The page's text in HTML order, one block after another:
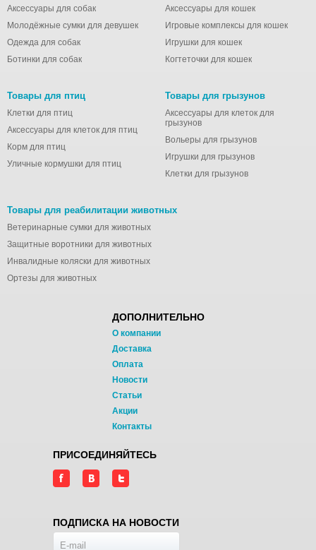
Аксессуары для собак
Молодёжные сумки для девушек
Одежда для собак
Ботинки для собак
Аксессуары для кошек
Игровые комплексы для кошек
Игрушки для кошек
Когтеточки для кошек
Товары для птиц
Клетки для птиц
Аксессуары для клеток для птиц
Корм для птиц
Уличные кормушки для птиц
Товары для грызунов
Аксессуары для клеток для
грызунов
Вольеры для грызунов
Игрушки для грызунов
Клетки для грызунов
Товары для реабилитации животных
Ветеринарные сумки для животных
Защитные воротники для животных
Инвалидные коляски для животных
Ортезы для животных
ДОПОЛНИТЕЛЬНО
О компании
Доставка
Оплата
Новости
Статьи
Акции
Контакты
ПРИСОЕДИНЯЙТЕСЬ
ПОДПИСКА НА НОВОСТИ